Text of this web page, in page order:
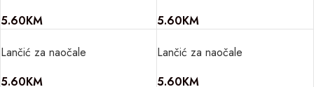
5.60KM
5.60KM
Lančić za naočale
5.60KM
Lančić za naočale
5.60KM